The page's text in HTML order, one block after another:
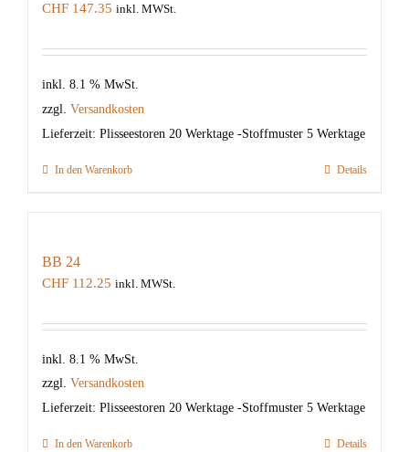
CHF 147.35 inkl. MWSt.
inkl. 8.1 % MwSt.
zzgl. Versandkosten
Lieferzeit: Plisseestoren 20 Werktage -Stoffmuster 5 Werktage
In den Warenkorb Details
BB 24
CHF 112.25 inkl. MWSt.
inkl. 8.1 % MwSt.
zzgl. Versandkosten
Lieferzeit: Plisseestoren 20 Werktage -Stoffmuster 5 Werktage
In den Warenkorb Details